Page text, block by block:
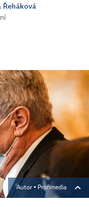
Autor ▪ Profimedia